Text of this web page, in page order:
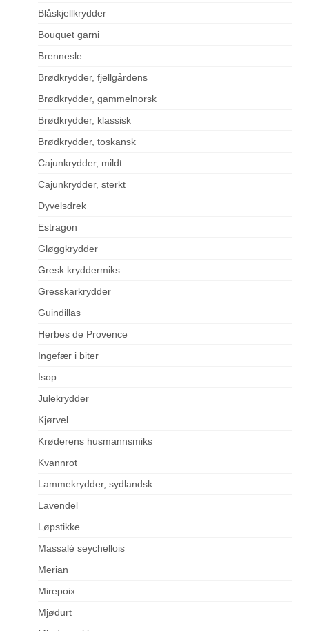
Blåskjellkrydder
Bouquet garni
Brennesle
Brødkrydder, fjellgårdens
Brødkrydder, gammelnorsk
Brødkrydder, klassisk
Brødkrydder, toskansk
Cajunkrydder, mildt
Cajunkrydder, sterkt
Dyvelsdrek
Estragon
Gløggkrydder
Gresk kryddermiks
Gresskarkrydder
Guindillas
Herbes de Provence
Ingefær i biter
Isop
Julekrydder
Kjørvel
Krøderens husmannsmiks
Kvannrot
Lammekrydder, sydlandsk
Lavendel
Løpstikke
Massalé seychellois
Merian
Mirepoix
Mjødurt